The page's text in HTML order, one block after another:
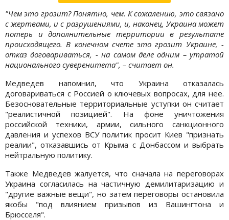
"Чем это грозит? Понятно, чем. К сожалению, это связано
с жертвами, и с разрушениями, и, наконец, Украина может
потерь и дополнительные территории в результате
происходящего. В конечном счете это грозит Украине, -
отказ договариваться, - на самом деле одним – утратой
национального суверенитета", – считает он.
Медведев напомнил, что Украина отказалась
договариваться с Россией о ключевых вопросах, для нее.
Безосновательные территориальные уступки он считает
"реалистичной позицией". На фоне уничтожения
российской техники, армии, сильного санкционного
давления и успехов ВСУ политик просит Киев "признать
реалии", отказавшись от Крыма с Донбассом и выбрать
нейтральную политику.
Также Медведев жалуется, что сначала на переговорах
Украина согласилась на частичную демилитаризацию и
"другие важные вещи", но затем переговоры остановила
якобы "под влиянием призывов из Вашингтона и
Брюсселя".